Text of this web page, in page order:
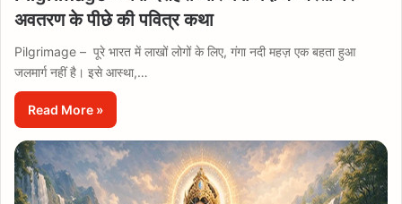
अवतरण के पीछे की पवित्र कथा
Pilgrimage – पूरे भारत में लाखों लोगों के लिए, गंगा नदी महज़ एक बहता हुआ
जलमार्ग नहीं है। इसे आस्था,…
Read More »